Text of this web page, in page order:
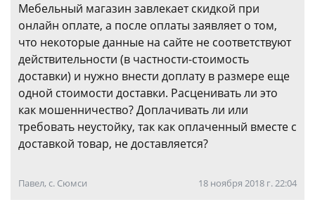
Мебельный магазин завлекает скидкой при
онлайн оплате, а после оплаты заявляет о том,
что некоторые данные на сайте не соответствуют
действительности (в частности-стоимость
доставки) и нужно внести доплату в размере еще
одной стоимости доставки. Расценивать ли это
как мошенничество? Доплачивать ли или
требовать неустойку, так как оплаченный вместе с
доставкой товар, не доставляется?
Павел, с. Сюмси 18 ноября 2018 г. 22:04